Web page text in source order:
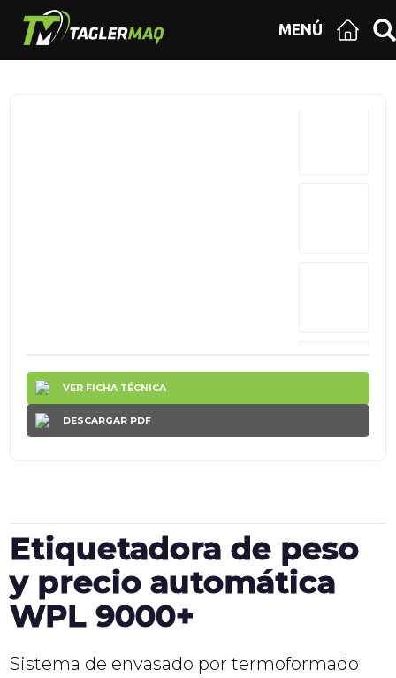
MENÚ
VER FICHA TÉCNICA
DESCARGAR PDF
Etiquetadora de peso
y precio automática
WPL 9000+
Sistema de envasado por termoformado